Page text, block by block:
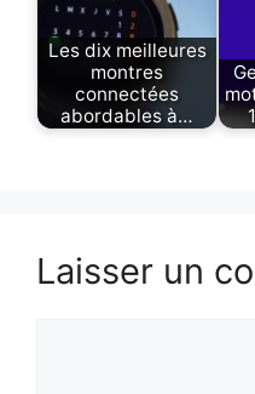
Les dix meilleures
montres
connectées
abordables à…
Laisser un